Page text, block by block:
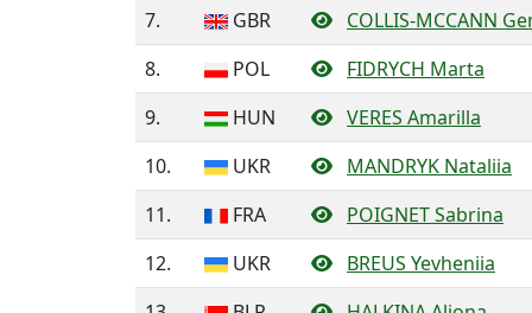
7.
GBR
COLLIS-MCCANN
8.
POL
FIDRYCH Marta
9.
HUN
VERES Amarilla
10.
UKR
MANDRYK Nataliia
11.
FRA
POIGNET Sabrina
12.
UKR
BREUS Yevheniia